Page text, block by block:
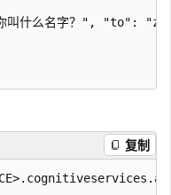
什么名字？", "to":
复制